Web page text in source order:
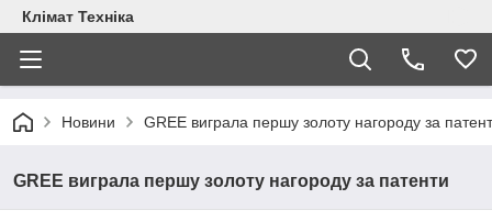
Клімат Техніка
Новини GREE виграла першу золоту нагороду за
GREE виграла першу золоту нагороду за патенти